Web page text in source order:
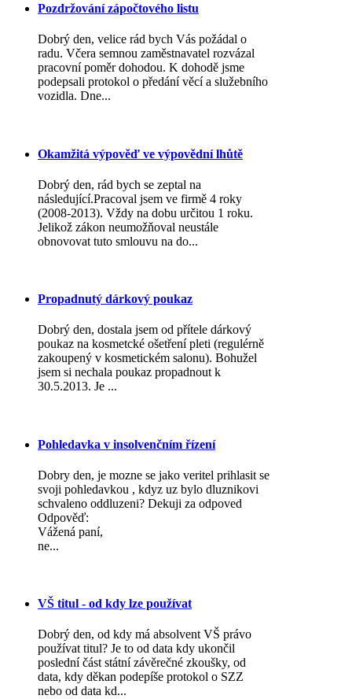
Pozdržování zápočtového listu
Dobrý den, velice rád bych Vás požádal o
radu. Včera semnou zaměstnavatel rozvázal
pracovní poměr dohodou. K dohodě jsme
podepsali protokol o předání věcí a služebního
vozidla. Dne...
Okamžitá výpověď ve výpovědní lhůtě
Dobrý den, rád bych se zeptal na
následující.Pracoval jsem ve firmě 4 roky
(2008-2013). Vždy na dobu určitou 1 roku.
Jelikož zákon neumožňoval neustále
obnovovat tuto smlouvu na do...
Propadnutý dárkový poukaz
Dobrý den, dostala jsem od přítele dárkový
poukaz na kosmetcké ošetření pleti (regulérně
zakoupený v kosmetickém salonu). Bohužel
jsem si nechala poukaz propadnout k
30.5.2013. Je ...
Pohledavka v insolvenčním řízení
Dobry den, je mozne se jako veritel prihlasit se
svoji pohledavkou , kdyz uz bylo dluznikovi
schvaleno oddluzeni? Dekuji za odpoved
Odpověď:
Vážená paní,
ne...
VŠ titul - od kdy lze používat
Dobrý den, od kdy má absolvent VŠ právo
používat titul? Je to od data kdy ukončil
poslední část státní závěrečné zkoušky, od
data, kdy děkan podepíše protokol o SZZ
nebo od data kd...